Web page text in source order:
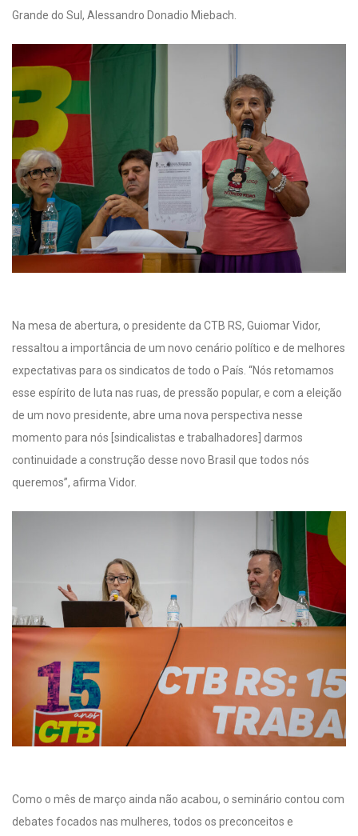
Grande do Sul, Alessandro Donadio Miebach.
Na mesa de abertura, o presidente da CTB RS, Guiomar Vidor,
ressaltou a importância de um novo cenário político e de melhores
expectativas para os sindicatos de todo o País. “Nós retomamos
esse espírito de luta nas ruas, de pressão popular, e com a eleição
de um novo presidente, abre uma nova perspectiva nesse
momento para nós [sindicalistas e trabalhadores] darmos
continuidade a construção desse novo Brasil que todos nós
queremos”, afirma Vidor.
Como o mês de março ainda não acabou, o seminário contou com
debates focados nas mulheres, todos os preconceitos e